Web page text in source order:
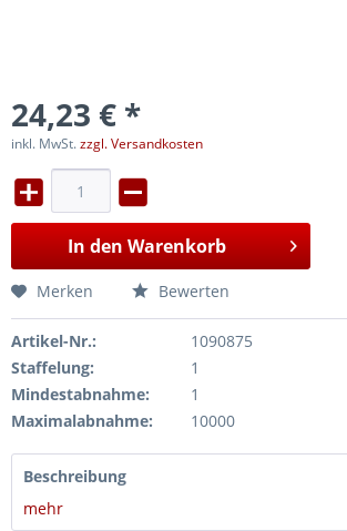
24,23 € *
inkl. MwSt.zzgl. Versandkosten
In den Warenkorb
Merken Bewerten
Artikel-Nr.:
1090875
Staffelung:
1
Mindestabnahme:
1
Maximalabnahme:
10000
Beschreibung
mehr